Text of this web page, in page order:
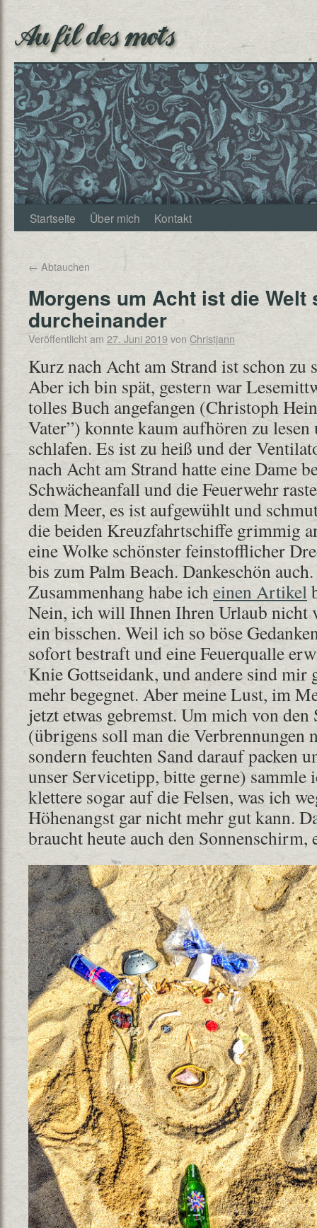
Au fil des mots
Startseite Über mich Kontakt
← Abtauchen
Morgens um Acht ist die Welt
durcheinander
Veröffentlicht am 27. Juni 2019von Christjann
Kurz nach Acht am Strand ist schon zu
Aber ich bin spät, gestern war
tolles Buch angefangen (Christoph
Vater”) konnte kaum aufhören zu
schlafen. Es ist zu heiß und der
nach Acht am Strand hatte eine Dame
Schwächeanfall und die Feuerwehr
dem Meer, es ist aufgewühlt und
die beiden Kreuzfahrtschiffe grimmig
eine Wolke schönster feinstofflicher
bis zum Palm Beach. Dankeschön
Zusammenhang habe icheinen Artikel
Nein, ich will Ihnen Ihren Urlaub nicht
ein bisschen. Weil ich so böse
sofort bestraft und eine Feuerqualle
Knie Gottseidank, und andere sind
mehr begegnet. Aber meine Lust, im
jetzt etwas gebremst. Um mich von den
(übrigens soll man die Verbrennungen
sondern feuchten Sand darauf packen
unser Servicetipp, bitte gerne)
klettere sogar auf die Felsen, was ich
Höhenangst gar nicht mehr gut kann.
braucht heute auch den Sonnenschirm,